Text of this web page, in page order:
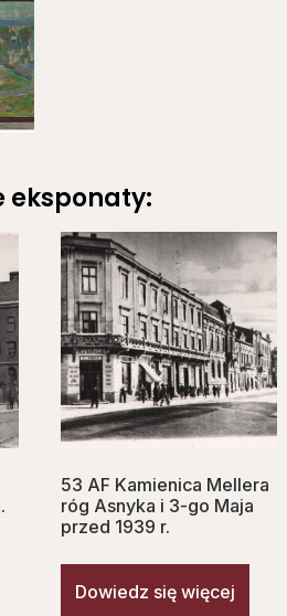
eksponaty:
53 AF Kamienica Mellera
róg Asnyka i 3-go Maja
przed 1939 r.
Dowiedz się więcej